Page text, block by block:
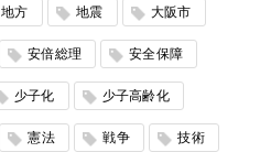
地方 地震 大阪市
安倍総理 安全保障
少子化 少子高齢化
憲法 戦争 技術